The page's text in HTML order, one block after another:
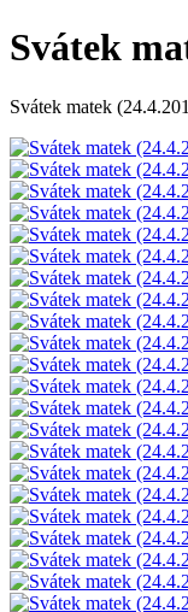
Svátek
Svátek matek